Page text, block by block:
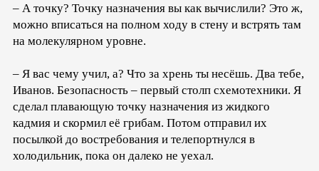
– А точку? Точку назначения вы как вычислили? Это ж,
можно вписаться на полном ходу в стену и встрять там
на молекулярном уровне.
– Я вас чему учил, а? Что за хрень ты несёшь. Два тебе,
Иванов. Безопасность – первый столп схемотехники. Я
сделал плавающую точку назначения из жидкого
кадмия и скормил её грибам. Потом отправил их
посылкой до востребования и телепортнулся в
холодильник, пока он далеко не уехал.